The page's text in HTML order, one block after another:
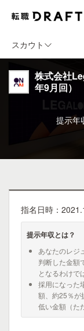
スカウト
株式会社
年9月回）
提示年
指名日時：
提示年収とは？
あなたのレジ
判断した金額
となるわけで
採用になった
額、約25％が
低い金額（た